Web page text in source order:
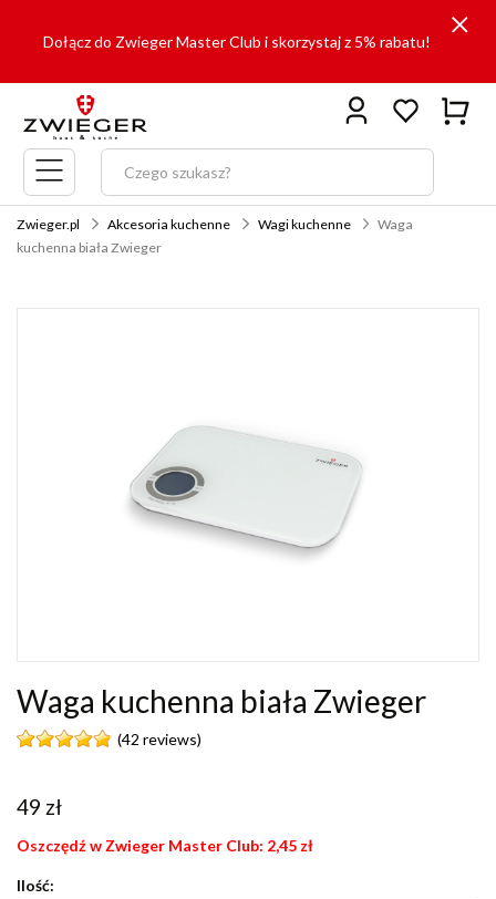
Dołącz do Zwieger Master Club i skorzystaj z 5% rabatu!
Menu
główne
Zwieger.pl Akcesoria kuchenne Wagi kuchenne
Waga
kuchenna biała Zwieger
Waga kuchenna biała Zwieger
(42 reviews)
49 zł
Oszczędź w Zwieger Master Club: 2,45 zł
Ilość: